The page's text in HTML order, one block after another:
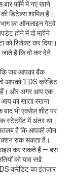
फॉर्म में नए खाने
डिटेल्स शामिल हैं।
का ऑनलाइन गेटवे
होने में दो महीने
को रिजेक्ट कर दिया।
हैं कि वो कर देने
जब आपका बैंक
आपको TDS क्रेडिट
हैं। और अगर आप एक
आय का खाता रखना
भी एक्सेल शीट पर
स्टेटमेंट में अंतर था।
है कि आपकी लोन
रुक सकता है।
कर सकते हैं — बस
को याद रखें:
क्रेडिट का इंतजार